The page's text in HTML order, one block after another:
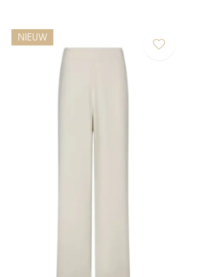
NIEUW